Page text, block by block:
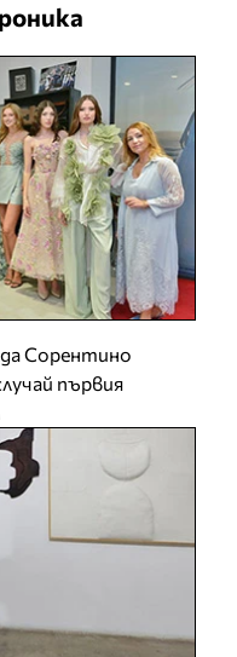
Сорентино
първия